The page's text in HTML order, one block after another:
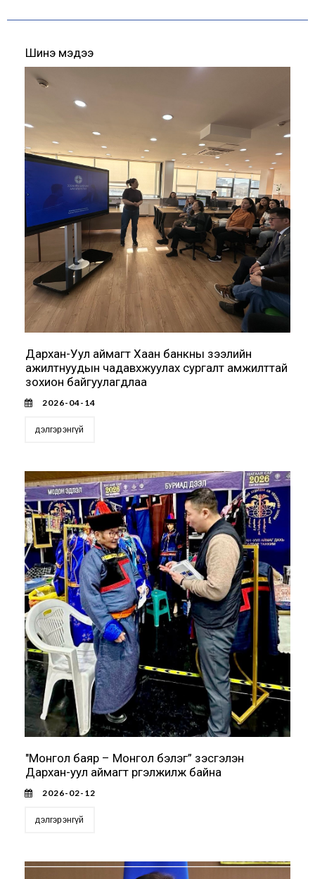
Шинэ мэдээ
Дархан-Уул аймагт Хаан банкны зээлийн
ажилтнуудын чадавхжуулах сургалт амжилттай
зохион байгуулагдлаа
2026-04-14
дэлгэрэнгүй
"Монгол баяр – Монгол бэлэг” үзэсгэлэн
Дархан-уул аймагт үргэлжилж байна
2026-02-12
дэлгэрэнгүй